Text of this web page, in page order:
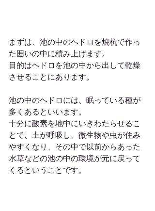
まずは、池の中のヘドロを焼杭で作っ
た囲いの中に積み上げます。
目的はヘドロを池の中から出して乾燥
させることにあります。
池の中のヘドロには、眠っている種が
多くあるといいます。
十分に酸素を地中にいきわたらせるこ
とで、土が呼吸し、微生物や虫が住み
やすくなり、その中で以前からあった
水草などの池の中の環境が元に戻って
くるということです。